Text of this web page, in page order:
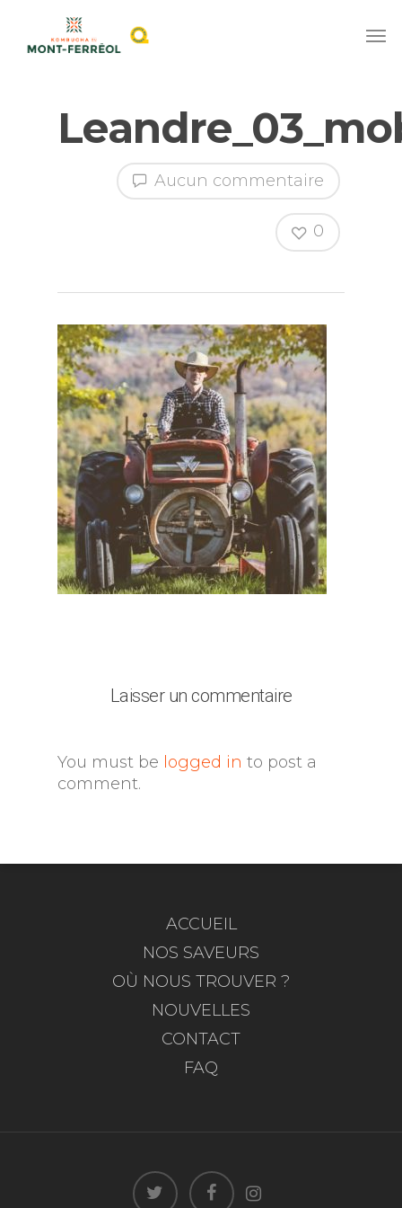
Aucun commentaire
0
Laisser un commentaire
You must be logged in to post a
comment.
ACCUEIL
NOS SAVEURS
OÙ NOUS TROUVER ?
NOUVELLES
CONTACT
FAQ